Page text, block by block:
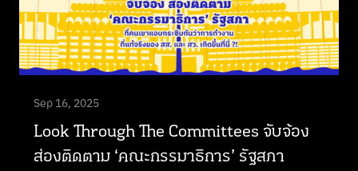
Sep 16, 2025
Look Through The Committees จับจ้อง
ส่องติดตาม ‘คณะกรรมาธิการ’ รัฐสภา